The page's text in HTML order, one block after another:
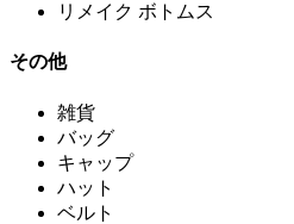
リメイク ボトムス
その他
雑貨
バッグ
キャップ
ハット
ベルト